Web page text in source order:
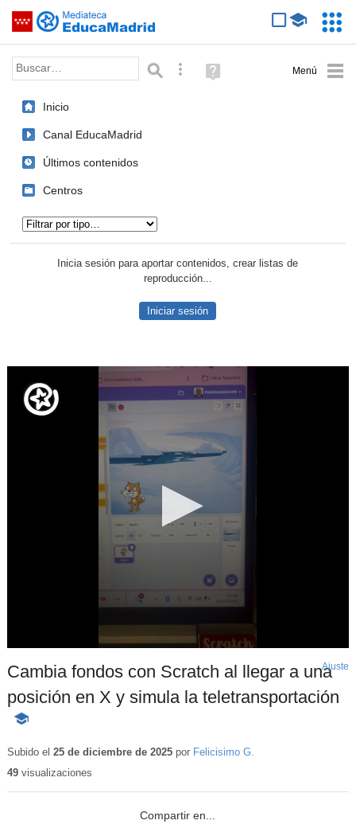
Saltar navegación
Palabra o frase: Búsqueda avanzada
Ayuda
(en
Inicio
Canal EducaMadrid
Últimos contenidos
Centros
Inicia sesión para aportar contenidos, crear listas de
reproducción...
Iniciar sesión
Cambia fondos con Scratch al llegar a una
posición en X y simula la teletransportación
-
educativo
Ajuste
Subido el 25 de diciembre de 2025por Felicisimo G.
49visualizaciones